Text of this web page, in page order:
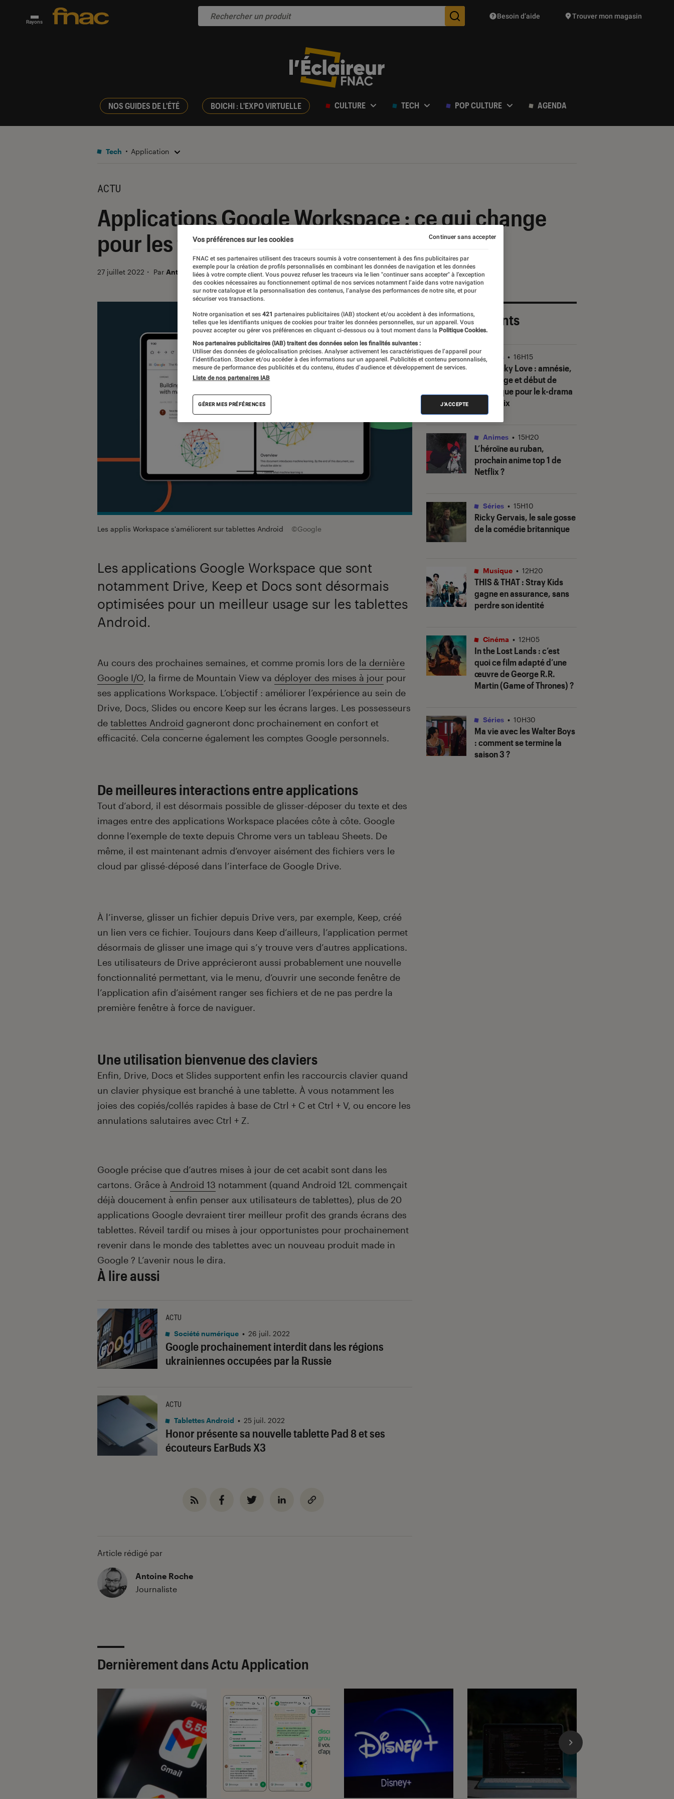
Rayons Des suggestions de produits vont vous être proposées
Besoin d’aide Trouver mon magasin
NOS GUIDES DE L'ÉTÉ BOICHI : L'EXPO VIRTUELLE CULTURE TECH POP CULTURE AGENDA
Tech Application
ACTU
Applications Google Workspace : ce qui change
pour les tablettes Android
27 juillet 2022 ・ Par Antoine Roche
Les applis Workspace s'améliorent sur tablettes Android ©Google
Les applications Google Workspace que sont
notamment Drive, Keep et Docs sont désormais
optimisées pour un meilleur usage sur les tablettes
Android.
Introduction
Au cours des prochaines semaines, et comme promis lors de la dernière
Google I/O, la firme de Mountain View va déployer des mises à jour pour
ses applications Workspace. L’objectif : améliorer l’expérience au sein de
Drive, Docs, Slides ou encore Keep sur les écrans larges. Les possesseurs
de tablettes Android gagneront donc prochainement en confort et
efficacité. Cela concerne également les comptes Google personnels.
De meilleures interactions entre applications
Tout d’abord, il est désormais possible de glisser-déposer du texte et des
images entre des applications Workspace placées côte à côte. Google
donne l’exemple de texte depuis Chrome vers un tableau Sheets. De
même, il est maintenant admis d’envoyer aisément des fichiers vers le
cloud par glissé-déposé dans l’interface de Google Drive.
À l’inverse, glisser un fichier depuis Drive vers, par exemple, Keep, créé
un lien vers ce fichier. Toujours dans Keep d’ailleurs, l’application permet
désormais de glisser une image qui s’y trouve vers d’autres applications.
Les utilisateurs de Drive apprécieront aussi probablement une nouvelle
fonctionnalité permettant, via le menu, d’ouvrir une seconde fenêtre de
l’application afin d’aisément ranger ses fichiers et de ne pas perdre la
première fenêtre à force de naviguer.
Une utilisation bienvenue des claviers
Enfin, Drive, Docs et Slides supportent enfin les raccourcis clavier quand
un clavier physique est branché à une tablette. À vous notamment les
joies des copiés/collés rapides à base de Ctrl + C et Ctrl + V, ou encore les
annulations salutaires avec Ctrl + Z.
Google précise que d’autres mises à jour de cet acabit sont dans les
cartons. Grâce à Android 13 notamment (quand Android 12L commençait
déjà doucement à enfin penser aux utilisateurs de tablettes), plus de 20
applications Google devraient tirer meilleur profit des grands écrans des
tablettes. Réveil tardif ou mises à jour opportunistes pour prochainement
revenir dans le monde des tablettes avec un nouveau produit made in
Google ? L’avenir nous le dira.
À lire aussi
Google prochainement interdit dans les régions
ukrainiennes occupées par la Russie
ACTU
Société numérique • 26 juil. 2022
Honor présente sa nouvelle tablette Pad 8 et ses
écouteurs EarBuds X3
ACTU
Tablettes Android • 25 juil. 2022
Article rédigé par
Antoine Roche
Journaliste
Les plus récents
Our Sticky Love: amnésie,
mensonge et début de
polémique pour le k-drama
de Netflix
Séries • 16H15
L’héroïne au ruban,
prochain anime top 1 de
Netflix ?
Animes • 15H20
Ricky Gervais, le sale gosse
de la comédie britannique
Séries • 15H10
THIS & THAT: Stray Kids
gagne en assurance, sans
perdre son identité
Musique • 12H20
In the Lost Lands: c’est
quoi ce film adapté d’une
œuvre de George R.R.
Martin (Game of Thrones) ?
Cinéma • 12H05
Ma vie avec les Walter Boys
: comment se termine la
saison 3 ?
Séries • 10H30
Dernièrement dans Actu Application
Vos préférences sur les cookies
FNAC et ses partenaires utilisent des traceurs soumis à votre consentement à des fins publicitaires par
exemple pour la création de profils personnalisés en combinant les données de navigation et les données
liées à votre compte client. Vous pouvez refuser les traceurs via le lien "continuer sans accepter" à l’exception
des cookies nécessaires au fonctionnement optimal de nos services notamment l’aide dans votre navigation
sur notre catalogue et la personnalisation des contenus, l’analyse des performances de notre site, et pour
sécuriser vos transactions.
Notre organisation et ses 421 partenaires publicitaires (IAB) stockent et/ou accèdent à des informations,
telles que les identifiants uniques de cookies pour traiter les données personnelles, sur un appareil. Vous
pouvez accepter ou gérer vos préférences en cliquant ci-dessous ou à tout moment dans la Politique Cookies.
Nos partenaires publicitaires (IAB) traitent des données selon les finalités suivantes :
Utiliser des données de géolocalisation précises. Analyser activement les caractéristiques de l’appareil pour
l’identification. Stocker et/ou accéder à des informations sur un appareil. Publicités et contenu personnalisés,
mesure de performance des publicités et du contenu, études d’audience et développement de services.
Liste de nos partenaires IAB
GÉRER MES PRÉFÉRENCES J'ACCEPTE
Continuer sans accepter